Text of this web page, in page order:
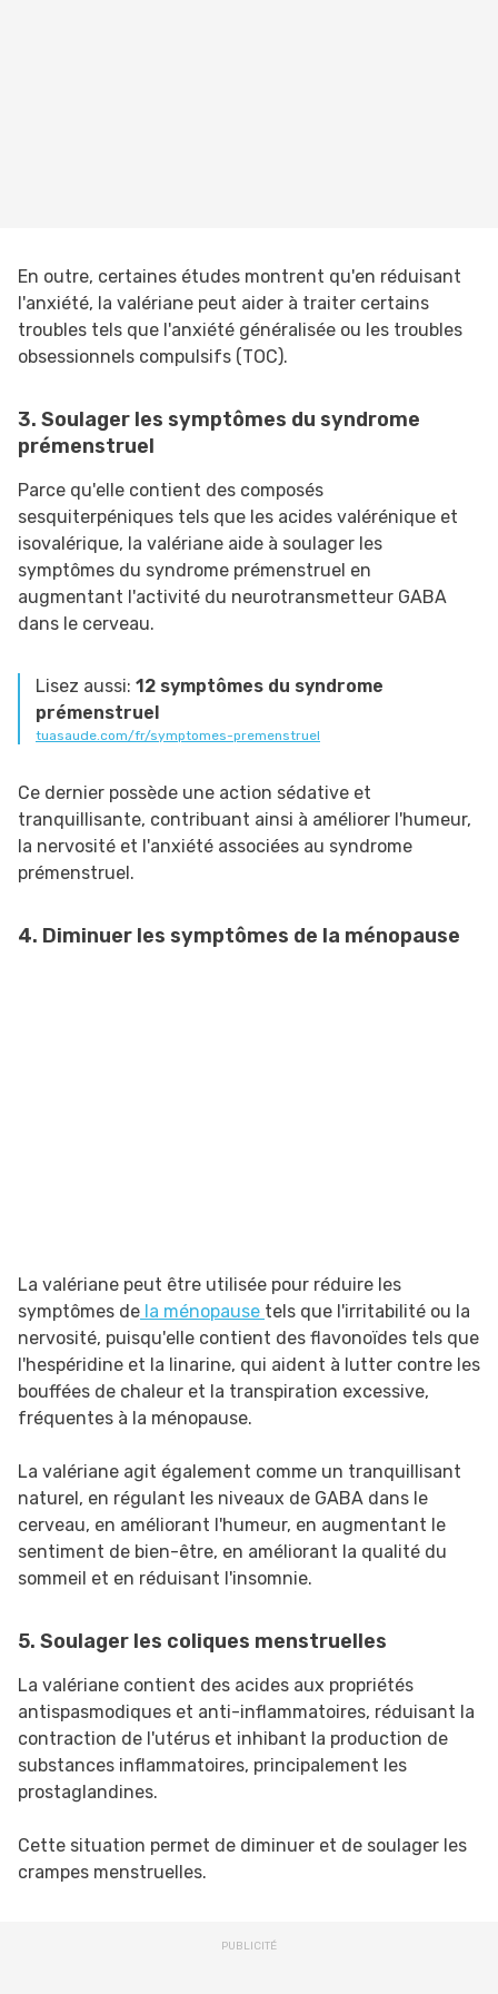
En outre, certaines études montrent qu'en réduisant
l'anxiété, la valériane peut aider à traiter certains
troubles tels que l'anxiété généralisée ou les troubles
obsessionnels compulsifs (TOC).
3. Soulager les symptômes du syndrome
prémenstruel
Parce qu'elle contient des composés
sesquiterpéniques tels que les acides valérénique et
isovalérique, la valériane aide à soulager les
symptômes du syndrome prémenstruel en
augmentant l'activité du neurotransmetteur GABA
dans le cerveau.
Lisez aussi: 12 symptômes du syndrome
prémenstruel
tuasaude.com/fr/symptomes-premenstruel
Ce dernier possède une action sédative et
tranquillisante, contribuant ainsi à améliorer l'humeur,
la nervosité et l'anxiété associées au syndrome
prémenstruel.
4. Diminuer les symptômes de la ménopause
La valériane peut être utilisée pour réduire les
symptômes de la ménopause tels que l'irritabilité ou la
nervosité, puisqu'elle contient des flavonoïdes tels que
l'hespéridine et la linarine, qui aident à lutter contre les
bouffées de chaleur et la transpiration excessive,
fréquentes à la ménopause.
La valériane agit également comme un tranquillisant
naturel, en régulant les niveaux de GABA dans le
cerveau, en améliorant l'humeur, en augmentant le
sentiment de bien-être, en améliorant la qualité du
sommeil et en réduisant l'insomnie.
5. Soulager les coliques menstruelles
La valériane contient des acides aux propriétés
antispasmodiques et anti-inflammatoires, réduisant la
contraction de l'utérus et inhibant la production de
substances inflammatoires, principalement les
prostaglandines.
Cette situation permet de diminuer et de soulager les
crampes menstruelles.